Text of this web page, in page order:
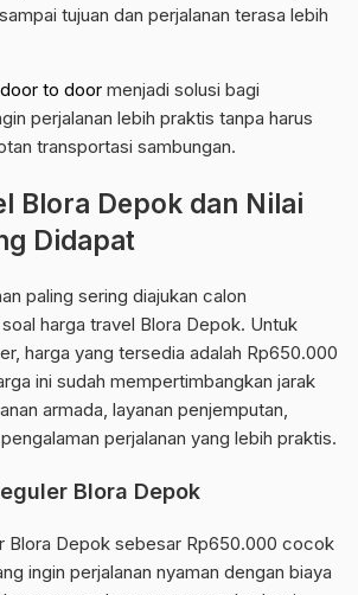
tujuan dan perjalanan terasa lebih
to door menjadi solusi bagi
perjalanan lebih praktis tanpa harus
transportasi sambungan.
Blora Depok dan Nilai
Didapat
paling sering diajukan calon
harga travel Blora Depok. Untuk
harga yang tersedia adalah Rp650.000
ini sudah mempertimbangkan jarak
armada, layanan penjemputan,
perjalanan yang lebih praktis.
Blora Depok
Blora Depok sebesar Rp650.000 cocok
ingin perjalanan nyaman dengan biaya